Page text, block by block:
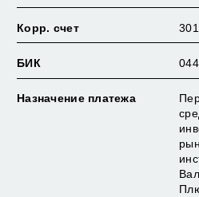
Корр. счет
БИК
Назначение платежа